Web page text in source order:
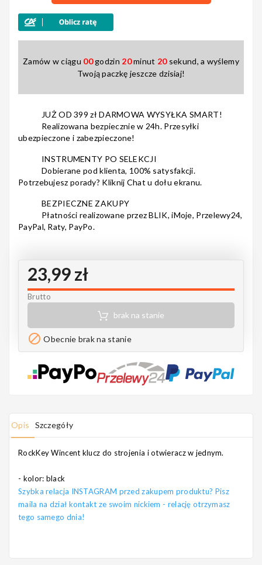
Akcesoria
Kursy/Szkolenia
MAHILELE
Ortega
Zamów w ciągu 00godzin 20minut 19 sekund, a wyślemy
Twoją paczkę jeszcze dzisiaj!
JUŻ OD 399 zł DARMOWA WYSYŁKA SMART!
Realizowana bezpiecznie w 24h. Przesyłki
ubezpieczone i zabezpieczone!
INSTRUMENTY PO SELEKCJI
Dobierane pod klienta, 100% satysfakcji.
Potrzebujesz porady? Kliknij Chat u dołu ekranu.
BEZPIECZNE ZAKUPY
Płatności realizowane przez BLIK, iMoje, Przelewy24,
PayPal, Raty, PayPo.
23,99 zł
Brutto
brak na stanie
 Obecnie brak na stanie
Opis Szczegóły
RockKey Wincent klucz do strojenia i otwieracz w jednym.
- kolor: black
Szybka relacja INSTAGRAM przed zakupem produktu? Pisz
maila na dział kontakt ze swoim nickiem - relację otrzymasz
tego samego dnia!